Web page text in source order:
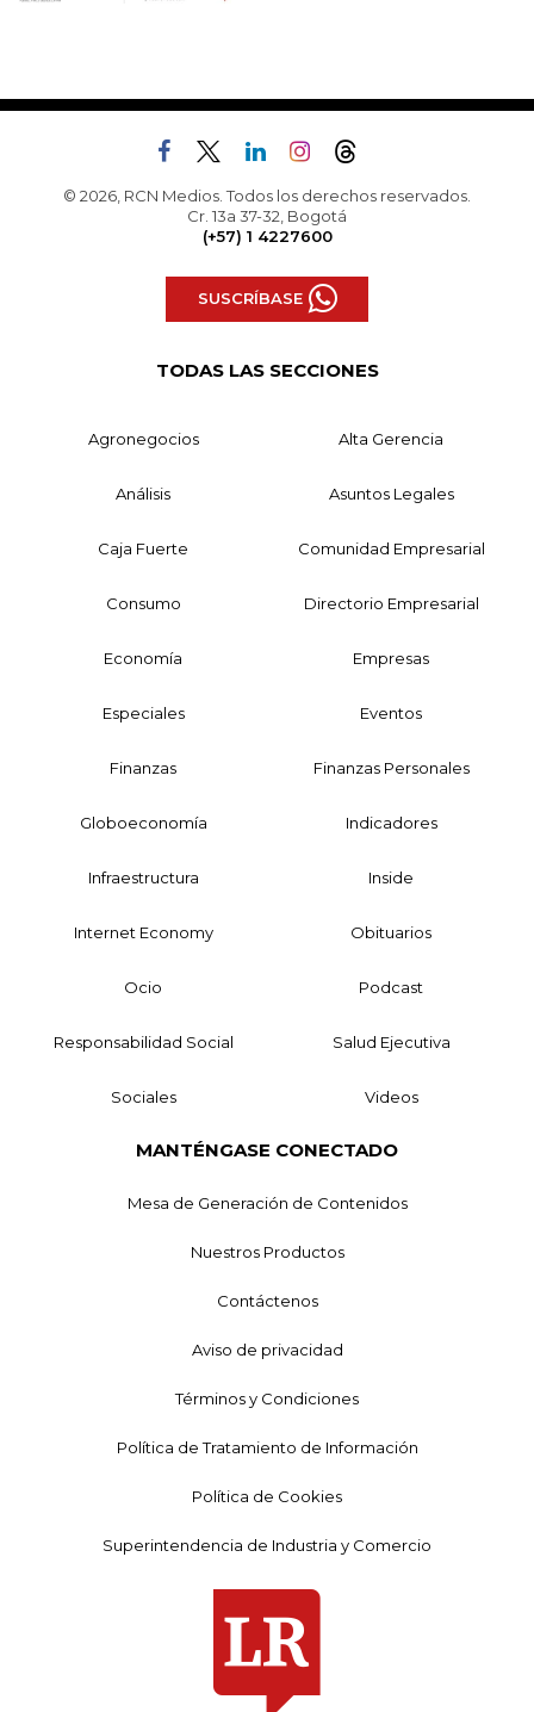
© 2026, RCN Medios. Todos los derechos reservados.
Cr. 13a 37-32, Bogotá
(+57) 1 4227600
SUSCRÍBASE
TODAS LAS SECCIONES
Agronegocios Alta Gerencia
Análisis Asuntos Legales
Caja Fuerte Comunidad Empresarial
Consumo Directorio Empresarial
Economía Empresas
Especiales Eventos
Finanzas Finanzas Personales
Globoeconomía Indicadores
Infraestructura Inside
Internet Economy Obituarios
Ocio Podcast
Responsabilidad Social Salud Ejecutiva
Sociales Videos
MANTÉNGASE CONECTADO
Mesa de Generación de Contenidos
Nuestros Productos
Contáctenos
Aviso de privacidad
Términos y Condiciones
Política de Tratamiento de Información
Política de Cookies
Superintendencia de Industria y Comercio